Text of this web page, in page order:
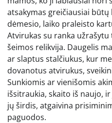
atsakymas greičiausiai būtų
dėmesio, laiko praleisto
Atvirukas su ranka
šeimos relikvija. Daugelis
ar slaptus stalčiukus, kur
dovanotus atvirukus,
Sunkiomis ar vienišomis
išsitraukia, skaito iš naujo, ir
jų širdis, atgaivina
paguodos.